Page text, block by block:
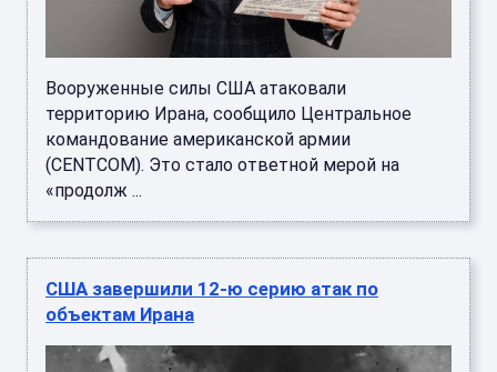
Вооруженные силы США атаковали
территорию Ирана, сообщило Центральное
командование американской армии
(CENTCOM). Это стало ответной мерой на
«продолж ...
США завершили 12-ю серию атак по
объектам Ирана